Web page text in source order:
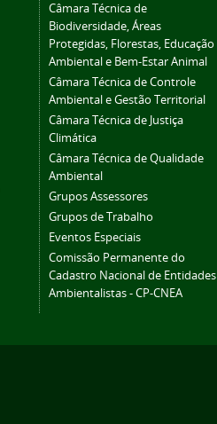
Câmara Técnica de
Biodiversidade, Áreas
Protegidas, Florestas, Educação
Ambiental e Bem-Estar Animal
Câmara Técnica de Controle
Ambiental e Gestão Territorial
Câmara Técnica de Justiça
Climática
Câmara Técnica de Qualidade
Ambiental
Grupos Assessores
Grupos de Trabalho
Eventos Especiais
Comissão Permanente do
Cadastro Nacional de Entidades
Ambientalistas - CP-CNEA